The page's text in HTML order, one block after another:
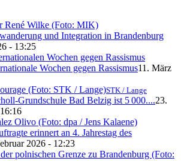
und Integration in Brandenburg
- 13:25
Wochen gegen Rassismus11. März
STK / Lange
Grundschule Bad Belzig ist 5 000....23.
erinnert an 4. Jahrestag des
2026 - 12:23